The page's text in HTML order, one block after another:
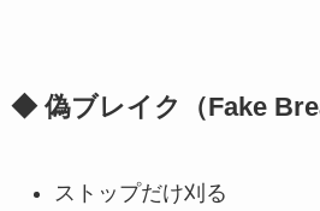
◆ 偽ブレイク（Fake
ストップだけ刈る